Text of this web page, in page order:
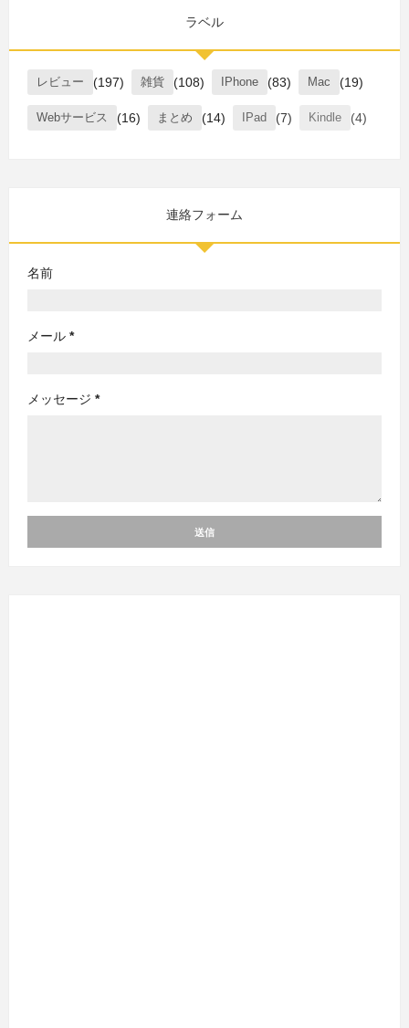
ラベル
レビュー (197) 雑貨 (108) IPhone (83) Mac (19)
Webサービス (16) まとめ (14) IPad (7) Kindle (4)
連絡フォーム
名前
メール *
メッセージ *